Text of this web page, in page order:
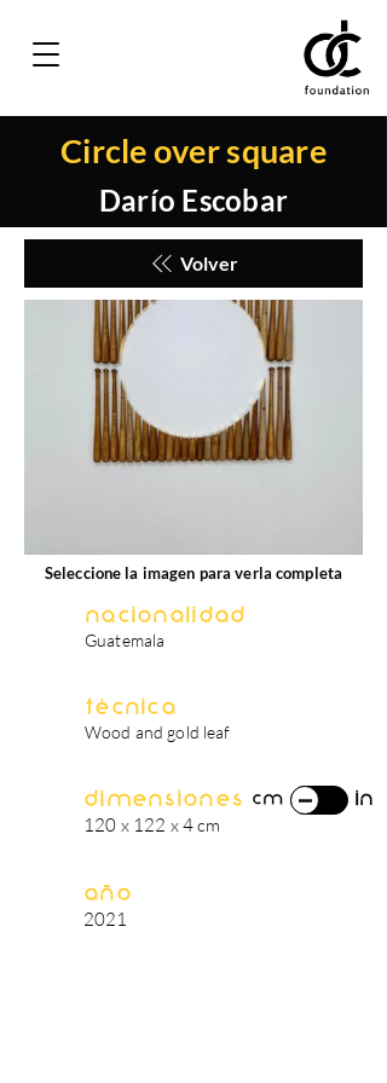
Circle over square
Darío Escobar
Volver
Seleccione la imagen para verla completa
Nacionalidad
Guatemala
Técnica
Wood and gold leaf
Dimensiones
120 x 122 x 4 cm
cm in
Año
2021